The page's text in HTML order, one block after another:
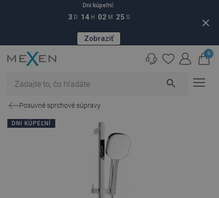
Dni kúpeľní:
3 D 14 H 02 M 24 S
Zobraziť
close
search
0
Posuvné sprchové súpravy
DNI KÚPEĽNÍ